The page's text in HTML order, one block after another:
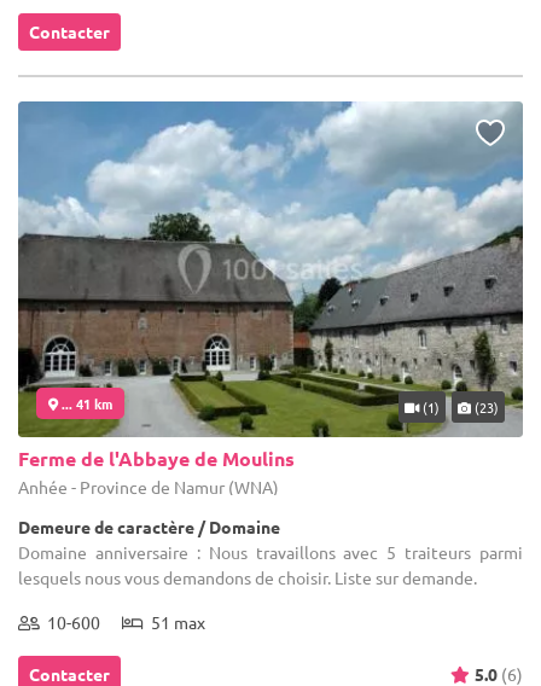
Contacter
... 41 km (1) (23)
Ferme de l'Abbaye de Moulins
Anhée - Province de Namur (WNA)
Demeure de caractère / Domaine
Domaine anniversaire : Nous travaillons avec 5 traiteurs parmi
lesquels nous vous demandons de choisir. Liste sur demande.
10-600 51 max
Contacter 5.0 (6)